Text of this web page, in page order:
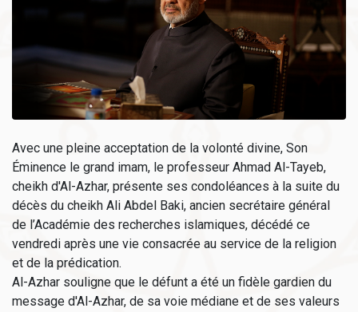
Avec une pleine acceptation de la volonté divine, Son
Éminence le grand imam, le professeur Ahmad Al-Tayeb,
cheikh d'Al-Azhar, présente ses condoléances à la suite du
décès du cheikh Ali Abdel Baki, ancien secrétaire général
de l’Académie des recherches islamiques, décédé ce
vendredi après une vie consacrée au service de la religion
et de la prédication.
Al-Azhar souligne que le défunt a été un fidèle gardien du
message d'Al-Azhar, de sa voie médiane et de ses valeurs